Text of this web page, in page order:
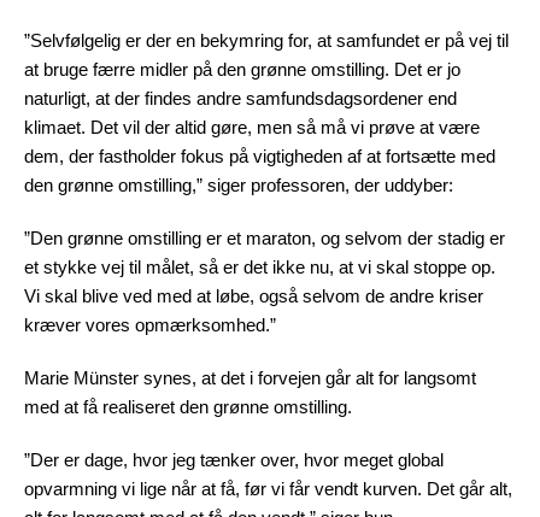
”Selvfølgelig er der en bekymring for, at samfundet er på vej til
at bruge færre midler på den grønne omstilling. Det er jo
naturligt, at der findes andre samfundsdagsordener end
klimaet. Det vil der altid gøre, men så må vi prøve at være
dem, der fastholder fokus på vigtigheden af at fortsætte med
den grønne omstilling,” siger professoren, der uddyber:
”Den grønne omstilling er et maraton, og selvom der stadig er
et stykke vej til målet, så er det ikke nu, at vi skal stoppe op.
Vi skal blive ved med at løbe, også selvom de andre kriser
kræver vores opmærksomhed.”
Marie Münster synes, at det i forvejen går alt for langsomt
med at få realiseret den grønne omstilling.
”Der er dage, hvor jeg tænker over, hvor meget global
opvarmning vi lige når at få, før vi får vendt kurven. Det går alt,